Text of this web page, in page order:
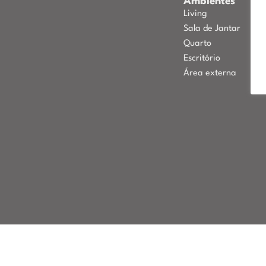
Living
Sala de Jantar
Quarto
Escritório
Área externa